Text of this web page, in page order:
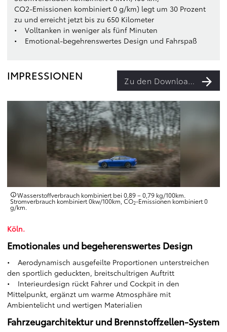
CO2-Emissionen kombiniert 0 g/km) legt um 30 Prozent
zu und erreicht jetzt bis zu 650 Kilometer
• Volltanken in weniger als fünf Minuten
• Emotional-begehrenswertes Design und Fahrspaß
IMPRESSIONEN Zu den Downloads
Wasserstoffverbrauch kombiniert bei 0,89 – 0,79 kg/100km.
Stromverbrauch kombiniert 0kw/100km, CO2-Emissionen kombiniert 0
g/km.
Köln.
Emotionales und begeherenswertes Design
• Aerodynamisch ausgefeilte Proportionen unterstreichen
den sportlich geduckten, breitschultrigen Auftritt
• Interieurdesign rückt Fahrer und Cockpit in den
Mittelpunkt, ergänzt um warme Atmosphäre mit
Ambientelicht und wertigen Materialien
Fahrzeugarchitektur und Brennstoffzellen-System